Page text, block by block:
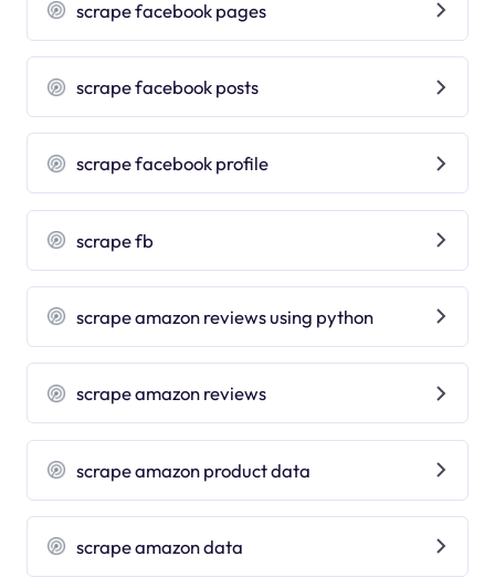
scrape facebook pages
scrape facebook posts
scrape facebook profile
scrape fb
scrape amazon reviews using python
scrape amazon reviews
scrape amazon product data
scrape amazon data